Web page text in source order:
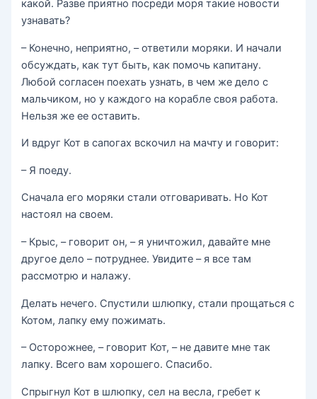
какой. Разве приятно посреди моря такие новости
узнавать?
– Конечно, неприятно, – ответили моряки. И начали
обсуждать, как тут быть, как помочь капитану.
Любой согласен поехать узнать, в чем же дело с
мальчиком, но у каждого на корабле своя работа.
Нельзя же ее оставить.
И вдруг Кот в сапогах вскочил на мачту и говорит:
– Я поеду.
Сначала его моряки стали отговаривать. Но Кот
настоял на своем.
– Крыс, – говорит он, – я уничтожил, давайте мне
другое дело – потруднее. Увидите – я все там
рассмотрю и налажу.
Делать нечего. Спустили шлюпку, стали прощаться с
Котом, лапку ему пожимать.
– Осторожнее, – говорит Кот, – не давите мне так
лапку. Всего вам хорошего. Спасибо.
Спрыгнул Кот в шлюпку, сел на весла, гребет к